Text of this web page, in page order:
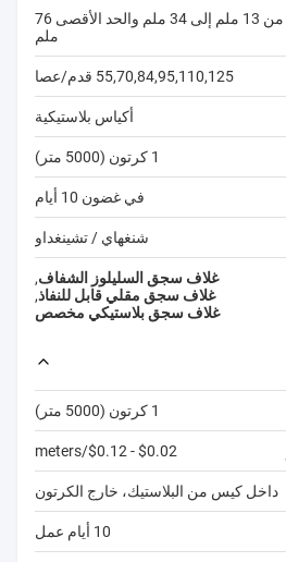
من 13 ملم إلى 34 ملم والحد الأقصى 76
ملم
55,70,84,95,110,125 قدم/عصا
أكياس بلاستيكية
1 كرتون (5000 متر)
في غضون 10 أيام
شنغهاي / تشينغداو
غلاف سجق السليلوز الشفاف,
غلاف سجق مقلي قابل للنفاذ,
غلاف سجق بلاستيكي مخصص
1 كرتون (5000 متر)
$0.02 - $0.12/meters
داخل كيس من البلاستيك، خارج الكرتون
10 أيام عمل